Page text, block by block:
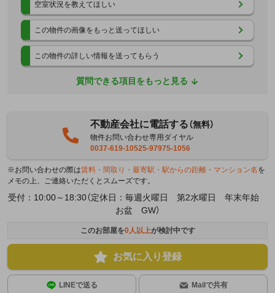
空室状況を教えてほしい
この物件の画像をもっと送ってほしい
この物件の詳しい情報を送ってもらう
質問できる項目をもっと見る
不動産会社に電話する（無料）
物件お問い合わせ専用ダイヤル
0037-619-10525-97975-1056
※お問い合わせの際は賃料・間取り・最寄駅・駅からの距離・マンション名 を
メモの上、ご連絡いただくとスムーズです。
受付：10:00～18:30（定休日：毎週火曜日 第2水曜日 年末年始
お盆 GW）
このお部屋を0人以上が検討中です
お気に入り登録
LINEで送る Mailで共有